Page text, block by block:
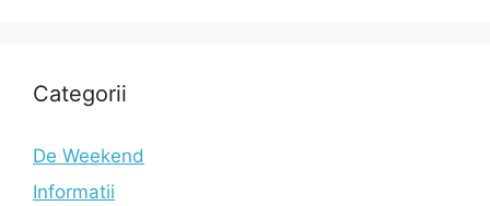
Categorii
De Weekend
Informatii